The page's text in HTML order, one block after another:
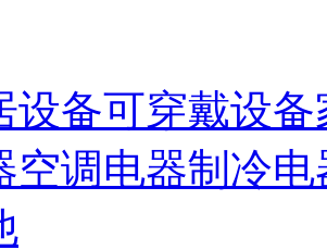
设备可穿戴设备
空调电器制冷电